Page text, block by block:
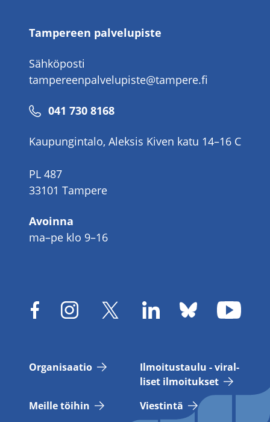
Tampereen palvelupiste
Sähköposti
tampereenpalvelupiste@tampere.fi
Puhelinnumero
041 730 8168
Kaupungintalo, Aleksis Kiven katu 14–16 C
PL 487
33101 Tampere
Avoinna
ma–pe klo 9–16
Or­ga­ni­saa­tio
Il­moi­tus­tau­lu - vi­ral­
li­set il­moi­tuk­set
Meil­le töi­hin
Vies­tin­tä